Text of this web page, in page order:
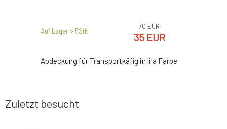
Auf Lager > 5Stk.
70 EUR
35 EUR
Abdeckung für Transportkäfig in lila Farbe
Zuletzt besucht